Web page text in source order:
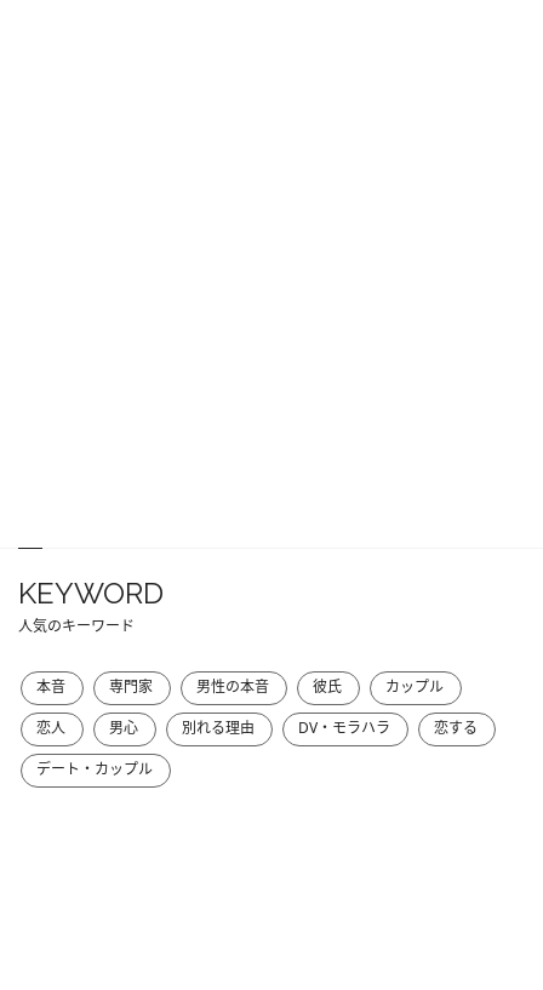
KEYWORD
人気のキーワード
本音 専門家 男性の本音 彼氏
カップル
恋人
男心 別れる理由 DV・モラハラ
恋する
デート・カップル